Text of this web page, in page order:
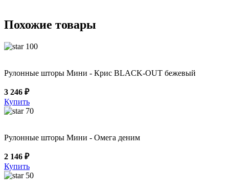
Похожие товары
100
Рулонные шторы Мини - Крис BLACK-OUT бежевый
3 246 ₽
Купить
70
Рулонные шторы Мини - Омега деним
2 146 ₽
Купить
50